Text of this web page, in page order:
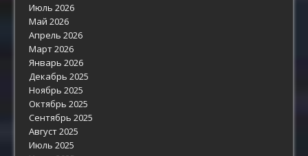
Июль 2026
Май 2026
Апрель 2026
Март 2026
Январь 2026
Декабрь 2025
Ноябрь 2025
Октябрь 2025
Сентябрь 2025
Август 2025
Июль 2025